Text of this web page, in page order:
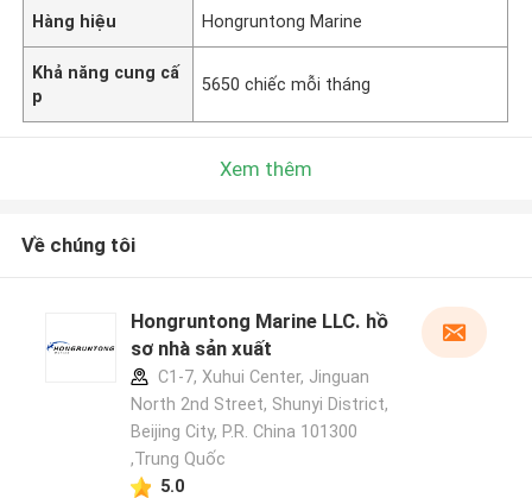
Hàng hiệu Hongruntong Marine
Khả năng cung cấ
p
5650 chiếc mỗi tháng
Xem thêm
Về chúng tôi
Hongruntong Marine LLC. hồ
sơ nhà sản xuất
C1-7, Xuhui Center, Jinguan
North 2nd Street, Shunyi District,
Beijing City, P.R. China 101300
,Trung Quốc
5.0